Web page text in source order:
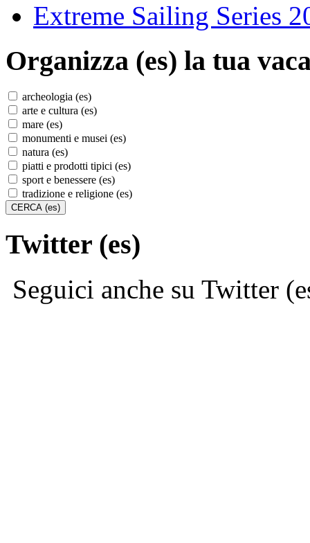
Extreme Sailing Series
Organizza (es) la tua
archeologia (es)
arte e cultura (es)
mare (es)
monumenti e musei (es)
natura (es)
piatti e prodotti tipici (es)
sport e benessere (es)
tradizione e religione (es)
Twitter (es)
Seguici anche su Twitter